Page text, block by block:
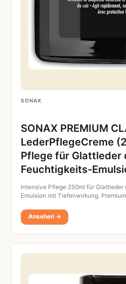
SONAX
SONAX PREMIUM
LederPflegeCreme
Pflege für Glattleder
Feuchtigkeits-
Intensive Pflege 250ml für
Emulsion mit Tiefenwirkung.
Ansehen →